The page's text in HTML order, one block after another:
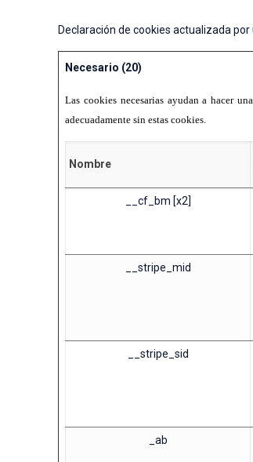
Declaración de cookies actualizada
Necesario (20)
Las cookies necesarias ayudan a hacer
adecuadamente sin estas cookies.
Nombre
__cf_bm [x2]
__stripe_mid
__stripe_sid
_ab